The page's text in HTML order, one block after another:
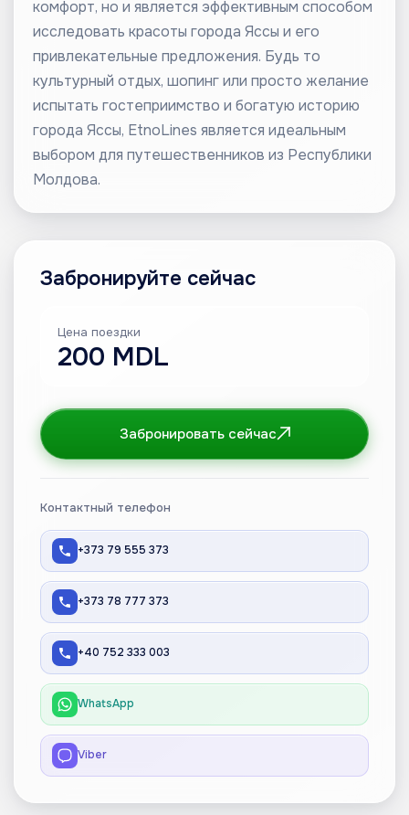
комфорт, но и является эффективным способом
исследовать красоты города Яссы и его
привлекательные предложения. Будь то
культурный отдых, шопинг или просто желание
испытать гостеприимство и богатую историю
города Яссы, EtnoLines является идеальным
выбором для путешественников из Республики
Молдова.
Забронируйте сейчас
Цена поездки
200 MDL
Забронировать сейчас
Контактный телефон
+373 79 555 373
+373 78 777 373
+40 752 333 003
WhatsApp
Viber